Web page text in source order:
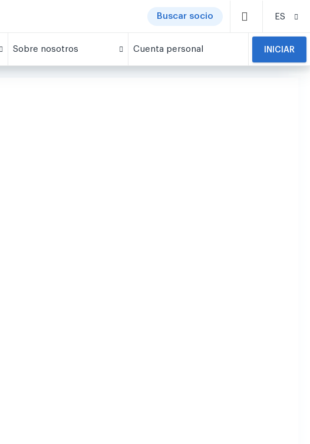
Buscar socio ES
Sobre nosotros Cuenta personal INICIAR